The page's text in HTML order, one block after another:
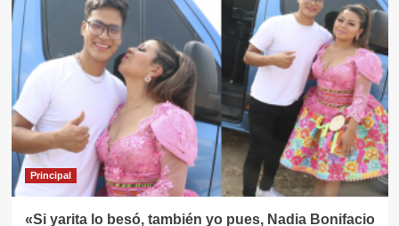
con
manager
de
Deyvis
Principal
«Si yarita lo besó, también yo pues, Nadia Bonifacio